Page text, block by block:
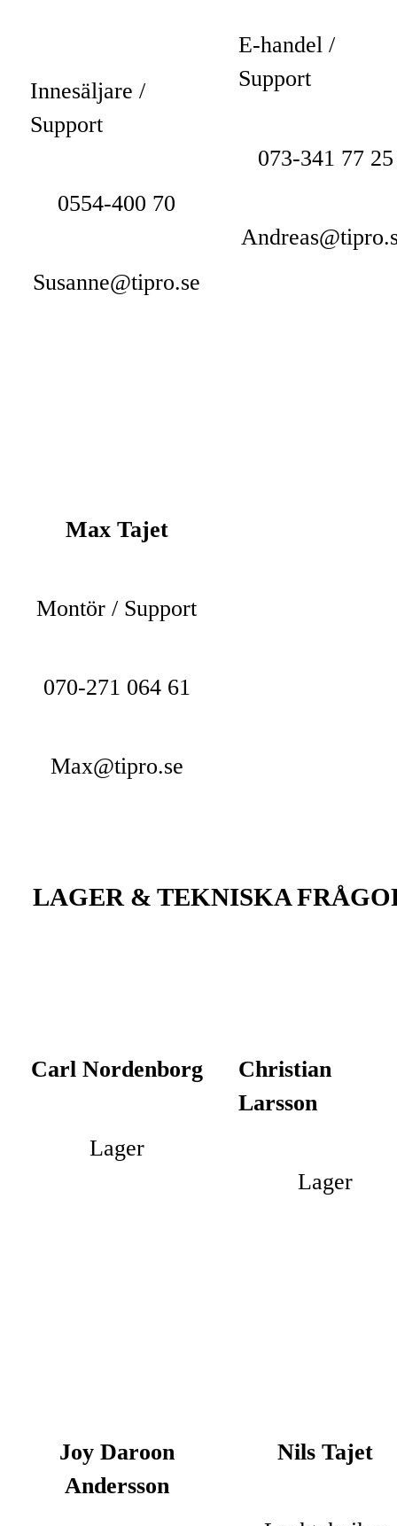
Innesäljare /
Support
0554-400 70
Susanne@tipro.se
E-handel /
Support
073-341 77 25
Max Tajet
Montör / Support
070-271 064 61
Max@tipro.se
LAGER & TEKNISKA
Carl Nordenborg
Lager
Christian
Larsson
Lager
Joy Daroon
Andersson
Nils Tajet